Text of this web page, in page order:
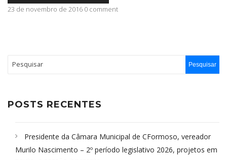
CONTATO
áudio
23 de novembro de 2016 0 comment
POSTS RECENTES
Presidente da Câmara Municipal de CFormoso, vereador
Murilo Nascimento – 2º período legislativo 2026, projetos em